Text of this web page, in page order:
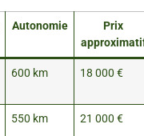
Autonomie
Prix
600 km 18 000 €
550 km 21 000 €